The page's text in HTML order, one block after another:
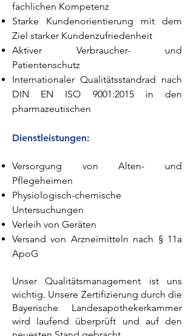
fachlichen Kompetenz
Starke Kundenorientierung mit dem
Ziel starker Kundenzufriedenheit
Aktiver Verbraucher- und
Patientenschutz
Internationaler Qualitätsstandrad nach
DIN EN ISO 9001:2015 in den
pharmazeutischen
Dienstleistungen:
Versorgung von Alten- und
Pflegeheimen
Physiologisch-chemische
Untersuchungen
Verleih von Geräten
Versand von Arzneimitteln nach § 11a
ApoG
Unser Qualitätsmanagement ist uns
wichtig. Unsere Zertifizierung durch die
Bayerische Landesapothekerkammer
wird laufend überprüft und auf den